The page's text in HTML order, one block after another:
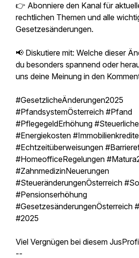
👉 Abonniere den Kanal für
rechtlichen Themen und alle
Gesetzesänderungen.
📢 Diskutiere mit: Welche dieser
du besonders spannend oder
uns deine Meinung in den
#GesetzlicheÄnderungen2025
#PfandsystemÖsterreich #Pfand
#PflegegeldErhöhung
#Energiekosten
#Echtzeitüberweisungen
#HomeofficeRegelungen
#ZahnmedizinNeuerungen
#SteueränderungenÖsterreich
#Pensionserhöhung
#GesetzesänderungenÖsterreich
#2025
Viel Vergnügen bei diesem
--